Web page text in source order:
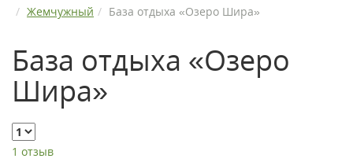
Жемчужный
База отдыха «Озеро Шира»
База отдыха «Озеро
Шира»
1 отзыв